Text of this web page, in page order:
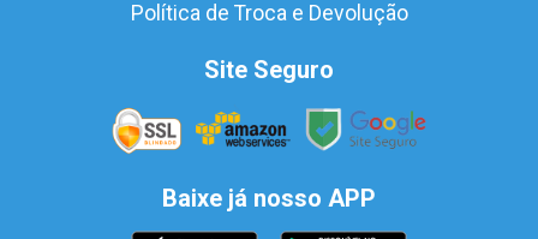
Política de Troca e Devolução
Site Seguro
Baixe já nosso APP